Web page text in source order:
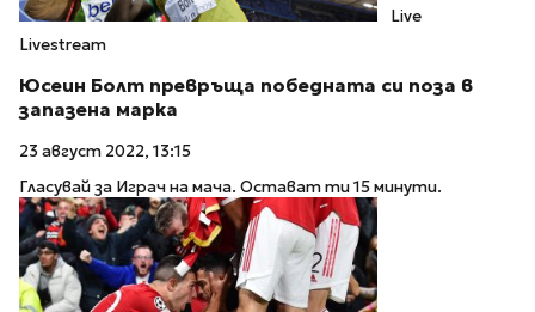
Live
Livestream
Юсеин Болт превръща победната си поза в
запазена марка
23 август 2022, 13:15
Гласувай за Играч на мача. Остават ти 15 минути.